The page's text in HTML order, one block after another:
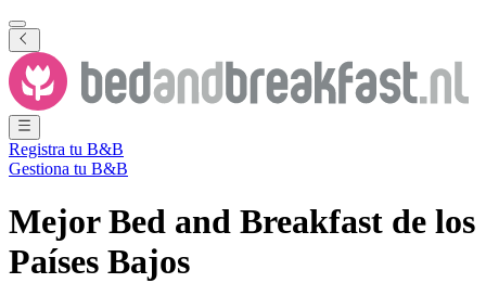
Registra tu B&B
Gestiona tu B&B
Mejor Bed and Breakfast de los
Países Bajos